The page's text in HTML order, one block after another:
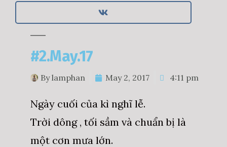
#2.May.17
Bylamphan May 2, 2017 4:11 pm
Ngày cuối của kì nghĩ lễ.
Trời dông , tối sầm và chuẩn bị là
một cơn mưa lớn.